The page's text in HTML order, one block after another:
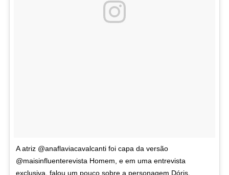
A atriz @anaflaviacavalcanti foi capa da versão
@maisinfluenterevista Homem, e em uma entrevista
exclusiva, falou um pouco sobre a personagem Dóris,